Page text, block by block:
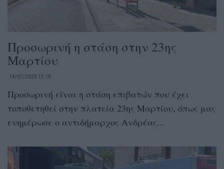
Προσωρινή η στάση στην 23ης
Μαρτίου
14/07/2025 15:19
Προσωρινή είναι η στάση επιβατών που έχει
τοποθετηθεί στην πλατεία 23ης Μαρτίου, όπως μας
ενημέρωσε ο αντιδήμαρχος Ανδρέας...